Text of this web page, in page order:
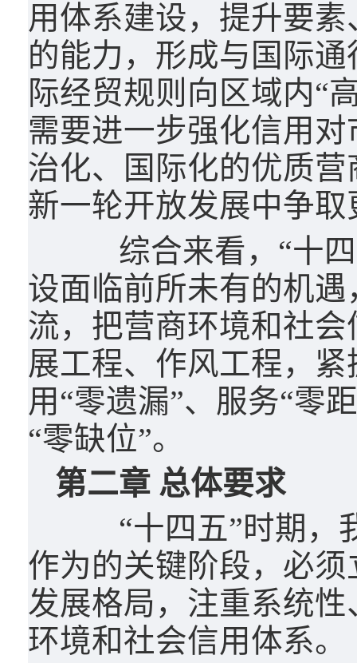
用体系建设，提升要
的能力，形成与国际
际经贸规则向区域内“
需要进一步强化信用
治化、国际化的优质
新一轮开放发展中争
综合来看，“十四
设面临前所未有的机
流，把营商环境和社
展工程、作风工程，
用“零遗漏”、服务“零
“零缺位”。
第二章 总体要求
“十四五”时期，我
作为的关键阶段，必
发展格局，注重系统
环境和社会信用体系。